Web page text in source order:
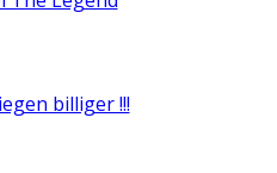
billiger !!!